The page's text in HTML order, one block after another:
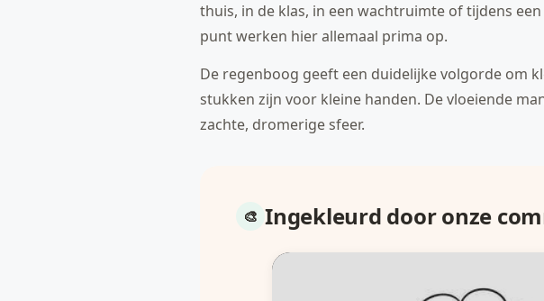
thuis, in de klas, in een wachtruimte of tijdens
punt werken hier allemaal prima op.
De regenboog geeft een duidelijke volgorde om
stukken zijn voor kleine handen. De vloeiende
zachte, dromerige sfeer.
Ingekleurd door onze